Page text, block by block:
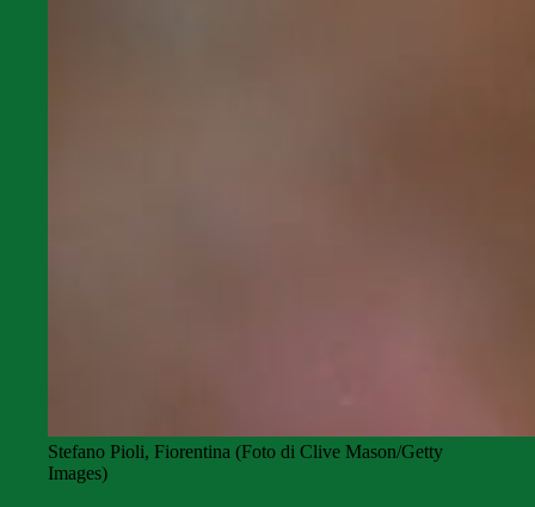
Stefano Pioli, Fiorentina (Foto di Clive Mason/Getty
Images)